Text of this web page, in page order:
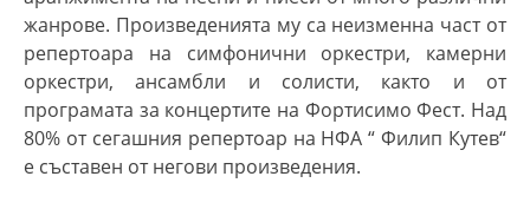
жанрове. Произведенията му са неизменна част от
репертоара на симфонични оркестри, камерни
оркестри,ансамбли и солисти, както и от
програмата за концертите на Фортисимо Фест. Над
80% от сегашния репертоар на НФА “Филип Кутев“
е съставен от негови произведения.